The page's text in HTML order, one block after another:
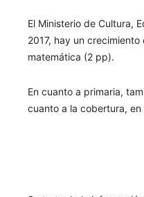
El Ministerio de Cultura,
2017, hay un
matemática (2 pp).
En cuanto a primaria,
cuanto a la cobertura,